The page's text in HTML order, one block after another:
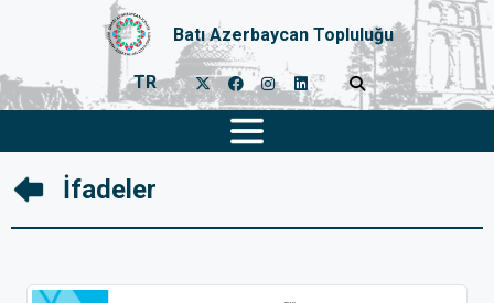
Batı Azerbaycan Topluluğu
TR
İfadeler